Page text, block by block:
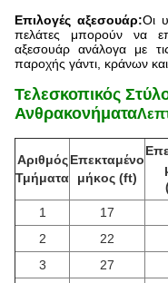
Επιλογές αξεσουάρ:Οι
πελάτες μπορούν να
αξεσουάρ ανάλογα με
παροχής γάντι, κράνων
Τελεσκοπικός
Ανθρακονήματα
Αριθμός
Τμήματα
Επεκταμένο
μήκος (ft)
1 17
2
22
3
27